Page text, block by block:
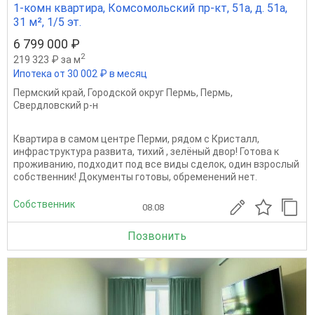
1-комн квартира, Комсомольский пр-кт, 51а, д. 51а,
31 м², 1/5 эт.
6 799 000 ₽
219 323 ₽ за м2
Ипотека от 30 002 ₽ в месяц
Пермский край, Городской округ Пермь, Пермь,
Свердловский р-н
Квартира в самом центре Перми, рядом с Кристалл,
инфраструктура развита, тихий , зелёный двор! Готова к
проживанию, подходит под все виды сделок, один взрослый
собственник! Документы готовы, обременений нет.
Собственник 08.08
Позвонить